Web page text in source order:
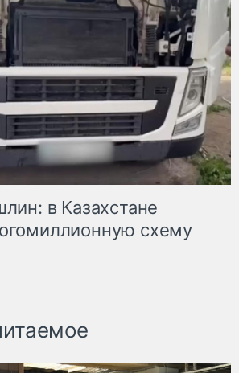
в Казахстане
схему